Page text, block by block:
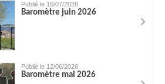
Publié le 16/07/2026
Baromètre juin 2026
Publié le 12/06/2026
Baromètre mai 2026